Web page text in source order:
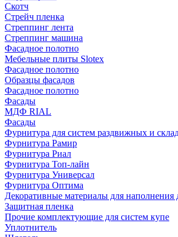
Скотч
Стрейч пленка
Стреппинг лента
Стреппинг машина
Фасадное полотно
Мебельные плиты Slotex
Фасадное полотно
Образцы фасадов
Фасадное полотно
Фасады
МДФ RIAL
Фасады
Фурнитура для систем раздвижных и
Фурнитура Рамир
Фурнитура Риал
Фурнитура Топ-лайн
Фурнитура Универсал
Фурнитура Оптима
Декоративные материалы для наполнения
Защитная пленка
Прочие комплектующие для систем купе
Уплотнитель